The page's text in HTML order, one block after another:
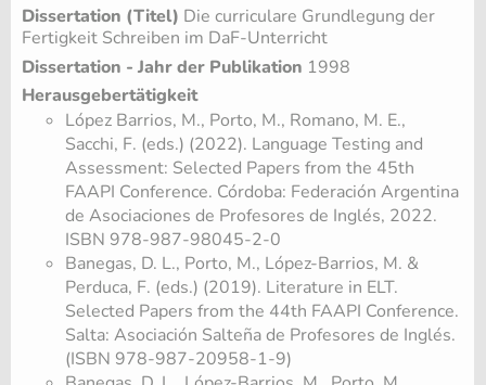
Dissertation (Titel) Die curriculare Grundlegung der
Fertigkeit Schreiben im DaF-Unterricht
Dissertation - Jahr der Publikation 1998
Herausgebertätigkeit
López Barrios, M., Porto, M., Romano, M. E.,
Sacchi, F. (eds.) (2022). Language Testing and
Assessment: Selected Papers from the 45th
FAAPI Conference. Córdoba: Federación Argentina
de Asociaciones de Profesores de Inglés, 2022.
ISBN 978-987-98045-2-0
Banegas, D. L., Porto, M., López-Barrios, M. &
Perduca, F. (eds.) (2019). Literature in ELT.
Selected Papers from the 44th FAAPI Conference.
Salta: Asociación Salteña de Profesores de Inglés.
(ISBN 978-987-20958-1-9)